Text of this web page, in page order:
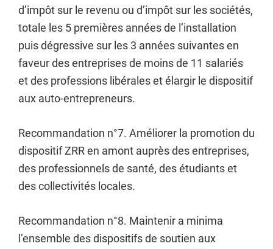
d’impôt sur le revenu ou d’impôt sur les sociétés,
totale les 5 premières années de l’installation
puis dégressive sur les 3 années suivantes en
faveur des entreprises de moins de 11 salariés
et des professions libérales et élargir le dispositif
aux auto-entrepreneurs.
Recommandation n°7. Améliorer la promotion du
dispositif ZRR en amont auprès des entreprises,
des professionnels de santé, des étudiants et
des collectivités locales.
Recommandation n°8. Maintenir a minima
l’ensemble des dispositifs de soutien aux